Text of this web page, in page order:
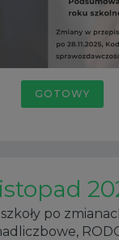
GOTOWY
po